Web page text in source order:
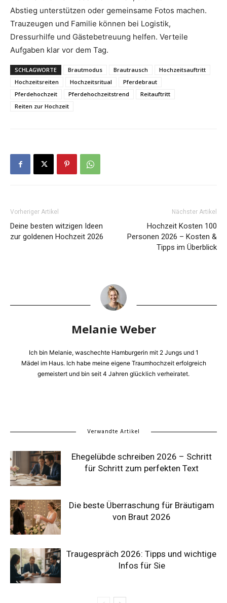
Abstieg unterstützen oder gemeinsame Fotos machen.
Trauzeugen und Familie können bei Logistik,
Dressurhilfe und Gästebetreuung helfen. Verteile
Aufgaben klar vor dem Tag.
SCHLAGWORTE Brautmodus Brautrausch
Hochzeitsauftritt
Hochzeitsreiten
Hochzeitsritual
Pferdebraut
Pferdehochzeit
Pferdehochzeitstrend
Reitauftritt
Reiten zur Hochzeit
Vorheriger Artikel
Deine besten witzigen Ideen
zur goldenen Hochzeit 2026
Nächster Artikel
Hochzeit Kosten 100
Personen 2026 – Kosten &
Tipps im Überblick
Melanie Weber
Ich bin Melanie, waschechte Hamburgerin mit 2 Jungs und 1
Mädel im Haus. Ich habe meine eigene Traumhochzeit erfolgreich
gemeistert und bin seit 4 Jahren glücklich verheiratet.
Verwandte Artikel
Ehegelübde schreiben 2026 – Schritt
für Schritt zum perfekten Text
Die beste Überraschung für Bräutigam
von Braut 2026
Traugespräch 2026: Tipps und wichtige
Infos für Sie